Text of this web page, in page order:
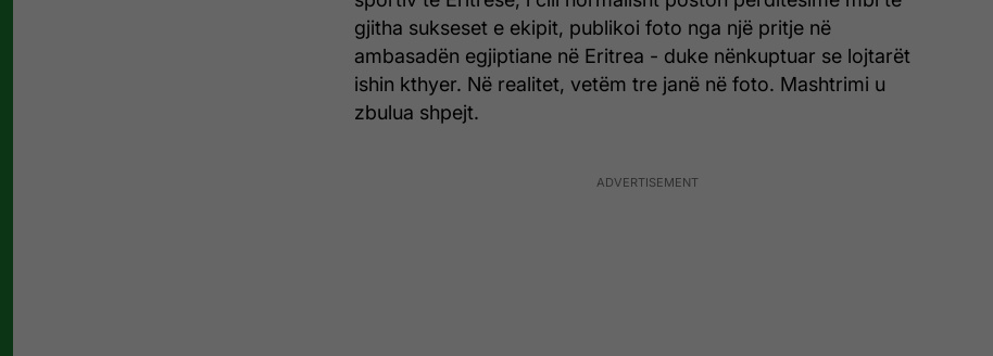
gjitha sukseset e ekipit, publikoi foto nga një pritje në
ambasadën egjiptiane në Eritrea - duke nënkuptuar se lojtarët
ishin kthyer. Në realitet, vetëm tre janë në foto. Mashtrimi u
zbulua shpejt.